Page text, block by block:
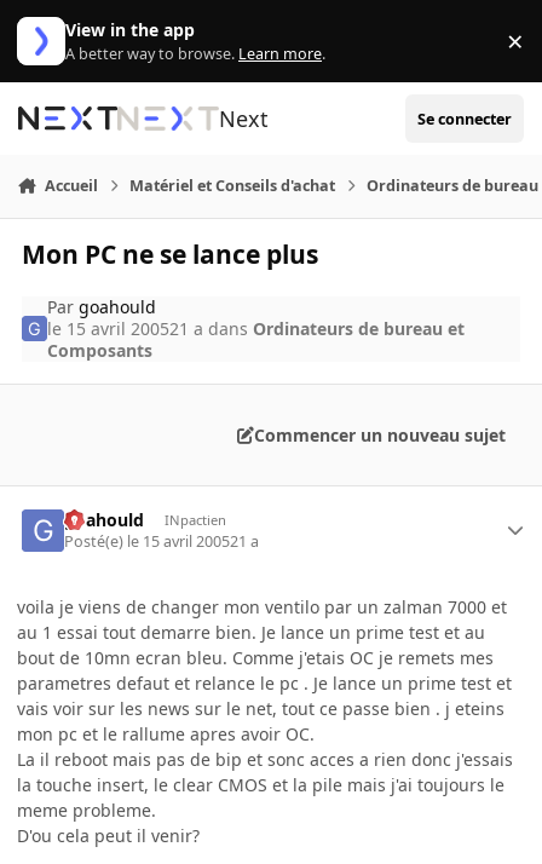
Aller au contenu
View in the app
A better way to browse. Learn more. ×
Next Se connecter
Accueil Matériel et Conseils d'achat Ordinateurs de bureau
Mon PC ne se lance plus
Pargoahould
le 15 avril 200521 a dans Ordinateurs de bureau et
Composants
Commencer un nouveau sujet
goahould INpactien
Posté(e) le 15 avril 200521 a
voila je viens de changer mon ventilo par un zalman 7000 et
au 1 essai tout demarre bien. Je lance un prime test et au
bout de 10mn ecran bleu. Comme j'etais OC je remets mes
parametres defaut et relance le pc . Je lance un prime test et
vais voir sur les news sur le net, tout ce passe bien . j eteins
mon pc et le rallume apres avoir OC.
La il reboot mais pas de bip et sonc acces a rien donc j'essais
la touche insert, le clear CMOS et la pile mais j'ai toujours le
meme probleme.
D'ou cela peut il venir?